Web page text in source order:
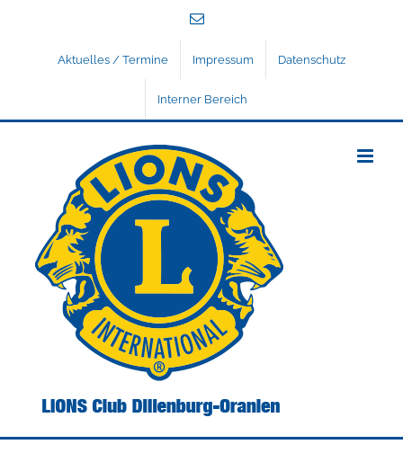
E-
Aktuelles / Termine Impressum Datenschutz
Interner Bereich